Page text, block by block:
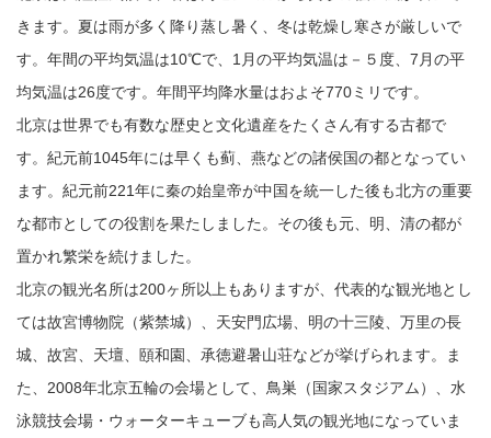
きます。夏は雨が多く降り蒸し暑く、冬は乾燥し寒さが厳しいで
す。年間の平均気温は10℃で、1月の平均気温は－５度、7月の平
均気温は26度です。年間平均降水量はおよそ770ミリです。
北京は世界でも有数な歴史と文化遺産をたくさん有する古都で
す。紀元前1045年には早くも蓟、燕などの諸侯国の都となってい
ます。紀元前221年に秦の始皇帝が中国を統一した後も北方の重要
な都市としての役割を果たしました。その後も元、明、清の都が
置かれ繁栄を続けました。
北京の観光名所は200ヶ所以上もありますが、代表的な観光地とし
ては故宮博物院（紫禁城）、天安門広場、明の十三陵、万里の長
城、故宮、天壇、頤和園、承徳避暑山荘などが挙げられます。ま
た、2008年北京五輪の会場として、鳥巣（国家スタジアム）、水
泳競技会場・ウォーターキューブも高人気の観光地になっていま